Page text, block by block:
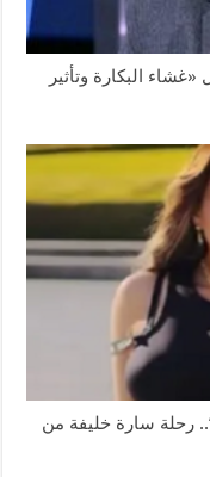
البكارة وتأثير
رحلة سارة خليفة من